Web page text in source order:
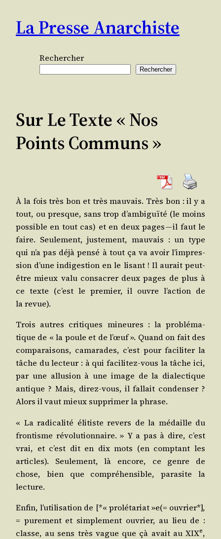
contenu
La Presse Anarchiste
Rechercher
Rechercher
Sur Le Texte « Nos
Points Communs »
À la fois très bon et très mau­vais. Très bon : il y a
tout, ou presque, sans trop d’am­bi­guï­té (le moins
pos­sible en tout cas) et en deux pages — il faut le
faire. Seule­ment, jus­te­ment, mau­vais : un type
qui n’a pas déjà pen­sé à tout ça va avoir l’im­pres­
sion d’une indi­ges­tion en le lisant ! Il aurait peut-
être mieux valu consa­crer deux pages de plus à
ce texte (c’est le pre­mier, il ouvre l’ac­tion de
la revue).
Trois autres cri­tiques mineures : la pro­blé­ma­
tique de « la poule et de l’œuf ». Quand on fait des
com­pa­rai­sons, cama­rades, c’est pour faci­li­ter la
tâche du lec­teur : à qui faci­li­tez-vous la tâche ici,
par une allu­sion à une image de la dia­lec­tique
antique ? Mais, direz-vous, il fal­lait conden­ser ?
Alors il vaut mieux sup­pri­mer la phrase.
« La radi­ca­li­té éli­tiste revers de la médaille du
fron­tisme révo­lu­tion­naire. » Y a pas à dire, c’est
vrai, et c’est dit en dix mots (en comp­tant les
articles). Seule­ment, là encore, ce genre de
chose, bien que com­pré­hen­sible, para­site la
lecture.
Enfin, l’u­ti­li­sa­tion de [*« pro­lé­ta­riat »e(= ouvrier*],
= pure­ment et sim­ple­ment ouvrier, au lieu de :
classe, au sens très vague que çà avait au XIXe,